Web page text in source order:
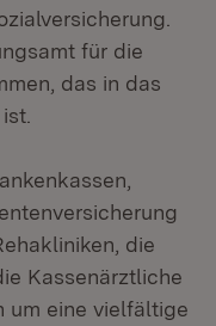
für die
das in das
die
Kassenärztliche
um eine vielfältige